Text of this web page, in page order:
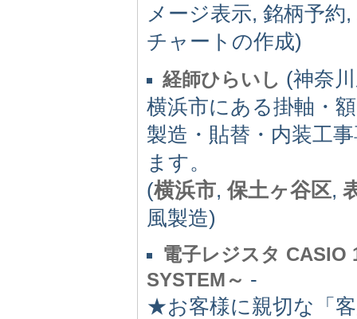
メージ表示, 銘柄予
チャートの作成)
経師ひらいし (神奈
横浜市にある掛軸・
製造・貼替・内装工
ます。
(横浜市,保土ヶ谷区,
風製造)
電子レジスタ CASIO
SYSTEM～ -
★お客様に親切な「